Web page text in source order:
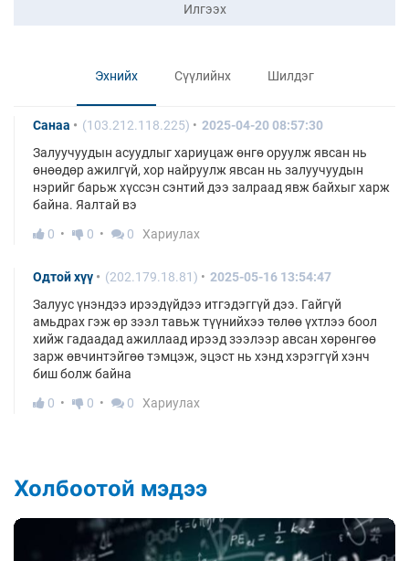
Илгээх
Эхнийх Сүүлийнх Шилдэг
Санаа (103.212.118.225)
2025-04-20 08:57:30
Залуучуудын асуудлыг хариуцаж өнгө оруулж явсан нь
өнөөдөр ажилгүй, хор найруулж явсан нь залуучуудын
нэрийг барьж хүссэн сэнтий дээ залраад явж байхыг харж
байна. Яалтай вэ
0
0 0 Хариулах
Одтой хүү (202.179.18.81)
2025-05-16 13:54:47
Залуус үнэндээ ирээдүйдээ итгэдэггүй дээ. Гайгүй
амьдрах гэж өр зээл тавьж түүнийхээ төлөө үхтлээ боол
хийж гадаадад ажиллаад ирээд зээлээр авсан хөрөнгөө
зарж өвчинтэйгөө тэмцэж, эцэст нь хэнд хэрэггүй хэнч
биш болж байна
0
0 0 Хариулах
Холбоотой мэдээ